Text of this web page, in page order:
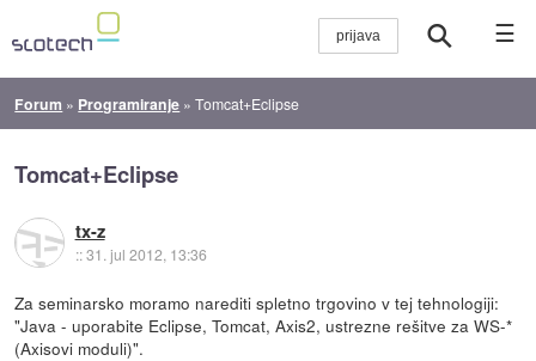
☰
Forum » Programiranje »Tomcat+Eclipse
Tomcat+Eclipse
tx-z
::31. jul 2012, 13:36
Za seminarsko moramo narediti spletno trgovino v tej tehnologiji:
"Java - uporabite Eclipse, Tomcat, Axis2, ustrezne rešitve za WS-*
(Axisovi moduli)".